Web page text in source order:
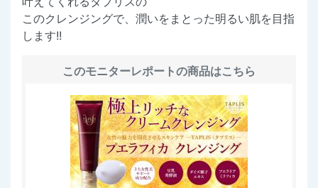
このクレンジングで、潤いをまとった明るい肌を目指
します!!
このモニターレポートの商品はこちら